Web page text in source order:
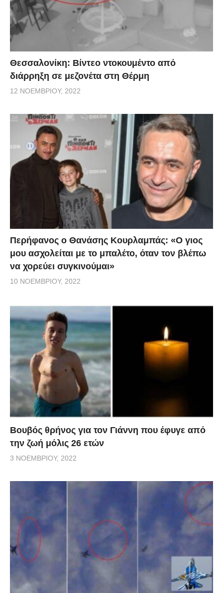
Θεσσαλονίκη: Βίντεο ντοκουμέντο από
διάρρηξη σε μεζονέτα στη Θέρμη
12 ΝΟΕΜΒΡΊΟΥ, 2022
Περήφανος ο Θανάσης Κουρλαμπάς: «Ο γιος
μου ασχολείται με το μπαλέτο, όταν τον βλέπω
να χορεύει συγκινούμαι»
10 ΝΟΕΜΒΡΊΟΥ, 2022
Βουβός θρήνος για τον Γιάννη που έφυγε από
την ζωή μόλις 26 ετών
3 ΝΟΕΜΒΡΊΟΥ, 2022